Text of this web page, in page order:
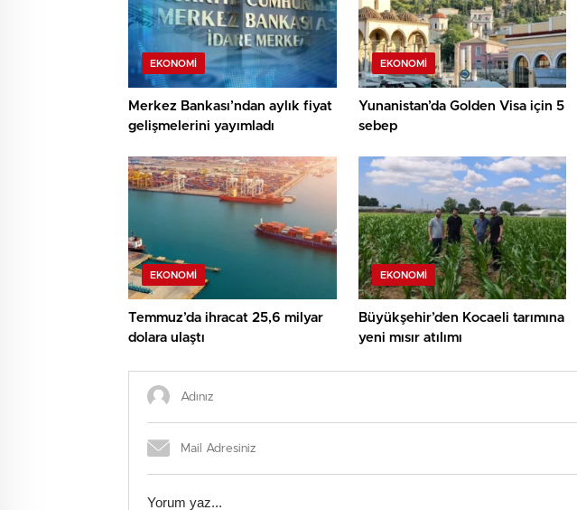
EKONOMI
Merkez Bankası’ndan aylık fiyat
gelişmelerini yayımladı
EKONOMI
Yunanistan’da Golden Visa için 5
sebep
EKONOMI
Temmuz’da ihracat 25,6 milyar
dolara ulaştı
EKONOMI
Büyükşehir’den Kocaeli tarımına
yeni mısır atılımı